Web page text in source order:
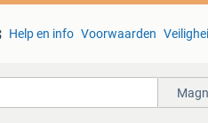
Help en info Voorwaarden